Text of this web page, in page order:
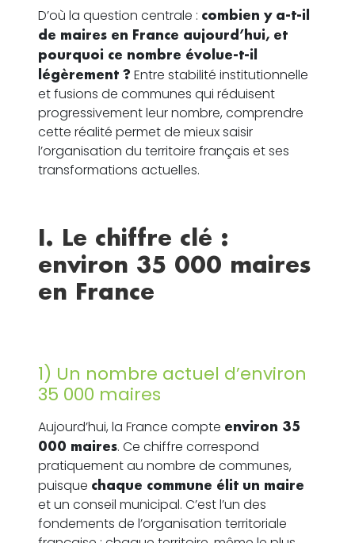
D’où la question centrale : combien y a-t-il
de maires en France aujourd’hui, et
pourquoi ce nombre évolue-t-il
légèrement ? Entre stabilité institutionnelle
et fusions de communes qui réduisent
progressivement leur nombre, comprendre
cette réalité permet de mieux saisir
l’organisation du territoire français et ses
transformations actuelles.
I. Le chiffre clé :
environ 35 000 maires
en France
1) Un nombre actuel d’environ
35 000 maires
Aujourd’hui, la France compte environ 35
000 maires. Ce chiffre correspond
pratiquement au nombre de communes,
puisque chaque commune élit un maire
et un conseil municipal. C’est l’un des
fondements de l’organisation territoriale